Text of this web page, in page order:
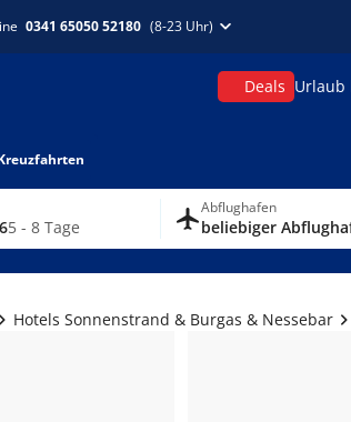
0341 65050 52180 (8-23 Uhr)
Deals Urlaub
5 - 8 Tage
Abflughafen
beliebiger
Hotels Sonnenstrand & Burgas & Nessebar